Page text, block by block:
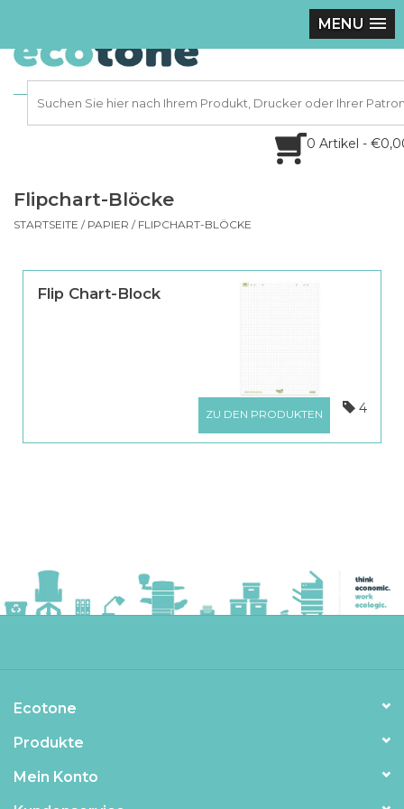
MENU
0 Artikel -
Flipchart-Blöcke
STARTSEITE / PAPIER / FLIPCHART-BLÖCKE
Flip Chart-Block
ZU DEN PRODUKTEN 4
Ecotone
Produkte
Mein Konto